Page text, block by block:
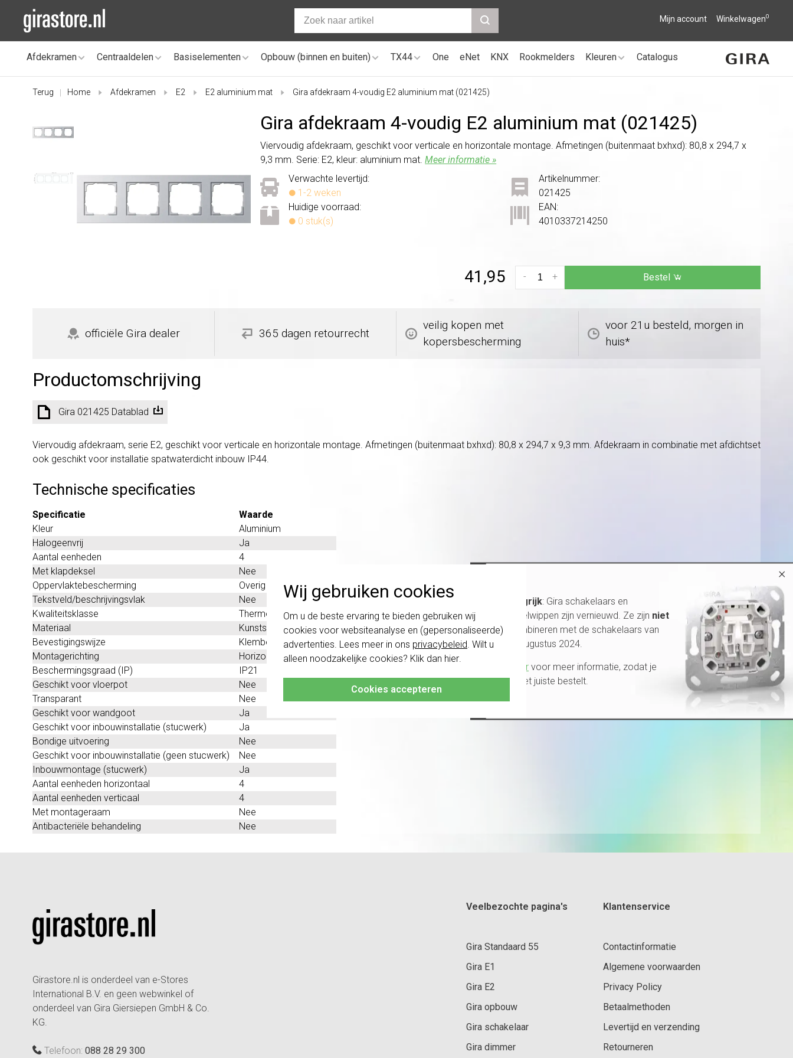
Wij gebruiken cookies
Om u de beste ervaring te bieden gebruiken wij
cookies voor websiteanalyse en (gepersonaliseerde)
advertenties. Lees meer in ons privacybeleid. Wilt u
alleen noodzakelijke cookies? Klik dan hier.
Cookies accepteren
Mijn account Winkelwagen0
Afdekramen Centraaldelen Basiselementen Opbouw (binnen en buiten) TX44 One eNet KNX Rookmelders Kleuren Catalogus
Terug Home Afdekramen E2 E2 aluminium mat Gira afdekraam 4-voudig E2 aluminium mat (021425)
Gira afdekraam 4-voudig E2 aluminium mat (021425)
Viervoudig afdekraam, geschikt voor verticale en horizontale montage. Afmetingen (buitenmaat bxhxd): 80,8 x 294,7 x
9,3 mm. Serie: E2, kleur: aluminium mat.Meer informatie »
Verwachte levertijd:
1-2 weken
Huidige voorraad:
0 stuk(s)
Artikelnummer:
021425
EAN:
4010337214250
41,95 +
- Bestel
officiële Gira dealer 365 dagen retourrecht
veilig kopen met
kopersbescherming
voor 21u besteld, morgen in
huis*
Productomschrijving
Gira 021425 Datablad
Viervoudig afdekraam, serie E2, geschikt voor verticale en horizontale montage. Afmetingen (buitenmaat bxhxd): 80,8 x 294,7 x 9,3 mm. Afdekraam in combinatie met afdichtset
ook geschikt voor installatie spatwaterdicht inbouw IP44.
Technische specificaties
Specificatie
Waarde
Kleur
Aluminium
Halogeenvrij
Ja
Aantal eenheden
4
Met klapdeksel
Nee
Oppervlaktebescherming
Overig
Tekstveld/beschrijvingsvlak
Nee
Kwaliteitsklasse
Thermoplast
Materiaal
Kunststof
Bevestigingswijze
Klembevestiging
Montagerichting
Horizontaal en verticaal
Beschermingsgraad (IP)
IP21
Geschikt voor vloerpot
Nee
Transparant
Nee
Geschikt voor wandgoot
Ja
Geschikt voor inbouwinstallatie (stucwerk)
Ja
Bondige uitvoering
Nee
Geschikt voor inbouwinstallatie (geen stucwerk)
Nee
Inbouwmontage (stucwerk)
Ja
Aantal eenheden horizontaal
4
Aantal eenheden verticaal
4
Met montageraam
Nee
Antibacteriële behandeling
Nee
Girastore.nl is onderdeel van e-Stores
International B.V. en geen webwinkel of
onderdeel van Gira Giersiepen GmbH & Co.
KG.
Telefoon: 088 28 29 300
Veelbezochte pagina's
Gira Standaard 55
Gira E1
Gira E2
Gira opbouw
Gira schakelaar
Gira dimmer
Klantenservice
Contactinformatie
Algemene voorwaarden
Privacy Policy
Betaalmethoden
Levertijd en verzending
Retourneren
×
Belangrijk: Gira schakelaars en
schakelwippen zijn vernieuwd. Ze zijn niet
te combineren met de schakelaars van
vóór augustus 2024.
Klik hier voor meer informatie, zodat je
altijd het juiste bestelt.